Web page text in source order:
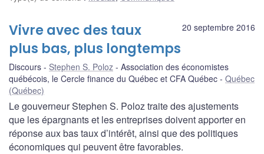
20 septembre 2016
Vivre avec des taux
plus bas, plus longtemps
Discours Stephen S. Poloz
Association des économistes
québécois, le Cercle finance du Québec et CFA Québec
Québec
(Québec)
Le gouverneur Stephen S. Poloz traite des ajustements
que les épargnants et les entreprises doivent apporter en
réponse aux bas taux d’intérêt, ainsi que des politiques
économiques qui peuvent être favorables.